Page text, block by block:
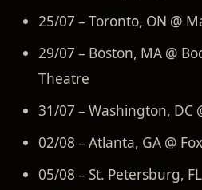
25/07 – Toronto, ON @
29/07 – Boston, MA @
Theatre
31/07 – Washington, DC
02/08 – Atlanta, GA @
05/08 – St. Petersburg,